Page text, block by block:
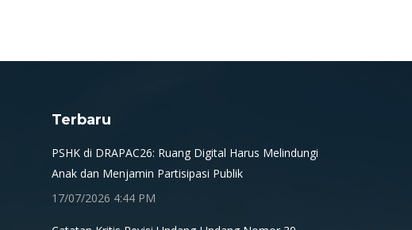
Terbaru
PSHK di DRAPAC26: Ruang Digital Harus Melindungi
Anak dan Menjamin Partisipasi Publik
17/07/2026 4:44 PM